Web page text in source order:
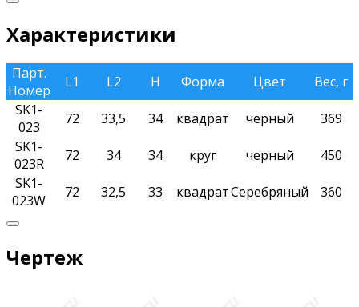
Характеристики
Парт.
Номер
L1 L2 H Форма Цвет
Вес, г
SK1-
023
72 33,5 34 квадрат черный
369
SK1-
023R
72 34 34 круг черный
450
SK1-
023W
72 32,5 33 квадратСеребряный 360
Чертеж